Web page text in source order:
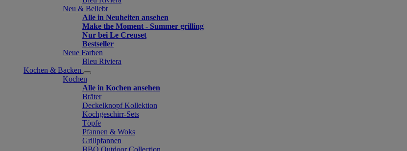
Neu & Beliebt
Alle in Neuheiten ansehen
Make the Moment - Summer grilling
Nur bei Le Creuset
Bestseller
Neue Farben
Bleu Riviera
Kochen & Backen
Kochen
Alle in Kochen ansehen
Bräter
Deckelknopf Kollektion
Kochgeschirr-Sets
Töpfe
Pfannen & Woks
Grillpfannen
BBQ Outdoor Collection